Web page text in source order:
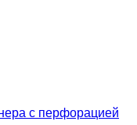
с перфорацией